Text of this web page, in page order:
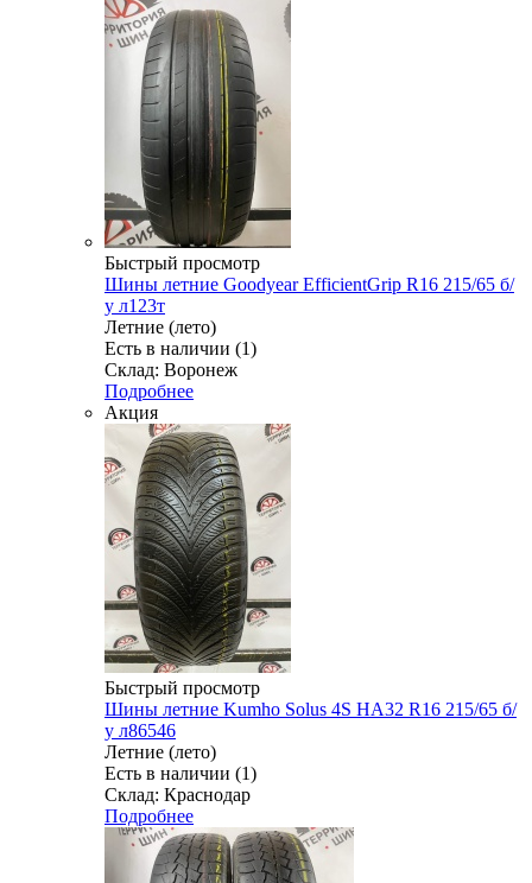
Быстрый просмотр
Шины летние Goodyear EfficientGrip R16 215/65 б/
у л123т
Летние (лето)
Есть в наличии (1)
Склад: Воронеж
Подробнее
Акция
Быстрый просмотр
Шины летние Kumho Solus 4S HA32 R16 215/65 б/
у л86546
Летние (лето)
Есть в наличии (1)
Склад: Краснодар
Подробнее